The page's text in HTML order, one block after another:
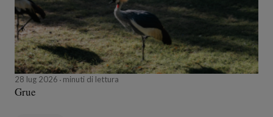
28 lug 2026 minuti di lettura
Grue